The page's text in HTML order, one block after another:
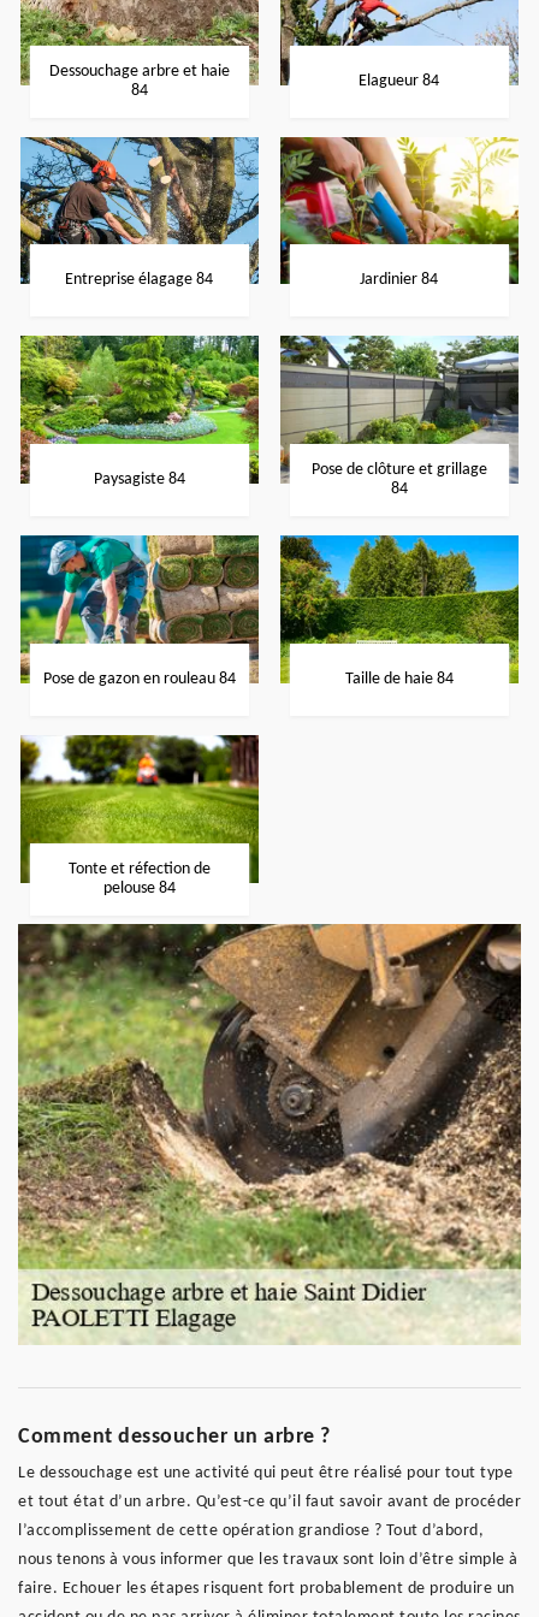
Dessouchage arbre et haie
84
Elagueur 84
Entreprise élagage 84 Jardinier 84
Paysagiste 84
Pose de clôture et grillage
84
Pose de gazon en rouleau 84 Taille de haie 84
Tonte et réfection de
pelouse 84
Comment dessoucher un arbre ?
Le dessouchage est une activité qui peut être réalisé pour tout type
et tout état d’un arbre. Qu’est-ce qu’il faut savoir avant de procéder
l’accomplissement de cette opération grandiose ? Tout d’abord,
nous tenons à vous informer que les travaux sont loin d’être simple à
faire. Echouer les étapes risquent fort probablement de produire un